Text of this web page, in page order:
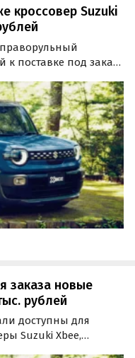
кроссовер Suzuki
к поставке под заказ
салона и
одном из
заказа новые
рублей
доступны для
Suzuki Xbee,